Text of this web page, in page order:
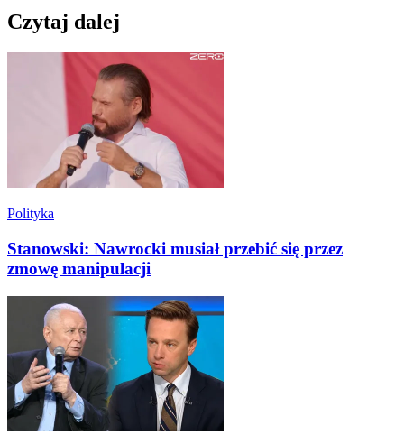
Czytaj dalej
Polityka
Stanowski: Nawrocki musiał przebić się przez
zmowę manipulacji